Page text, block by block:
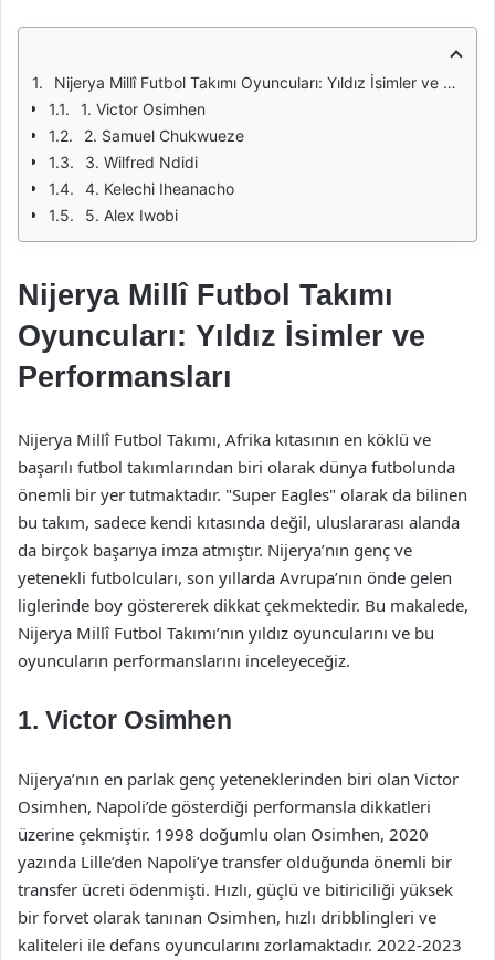
Nijerya Millî Futbol Takımı Oyuncuları: Yıldız İsimler ve Performansları
1. Victor Osimhen
2. Samuel Chukwueze
3. Wilfred Ndidi
4. Kelechi Iheanacho
5. Alex Iwobi
Nijerya Millî Futbol Takımı
Oyuncuları: Yıldız İsimler ve
Performansları
Nijerya Millî Futbol Takımı, Afrika kıtasının en köklü ve
başarılı futbol takımlarından biri olarak dünya futbolunda
önemli bir yer tutmaktadır. "Super Eagles" olarak da bilinen
bu takım, sadece kendi kıtasında değil, uluslararası alanda
da birçok başarıya imza atmıştır. Nijerya’nın genç ve
yetenekli futbolcuları, son yıllarda Avrupa’nın önde gelen
liglerinde boy göstererek dikkat çekmektedir. Bu makalede,
Nijerya Millî Futbol Takımı’nın yıldız oyuncularını ve bu
oyuncuların performanslarını inceleyeceğiz.
1. Victor Osimhen
Nijerya’nın en parlak genç yeteneklerinden biri olan Victor
Osimhen, Napoli’de gösterdiği performansla dikkatleri
üzerine çekmiştir. 1998 doğumlu olan Osimhen, 2020
yazında Lille’den Napoli’ye transfer olduğunda önemli bir
transfer ücreti ödenmişti. Hızlı, güçlü ve bitiriciliği yüksek
bir forvet olarak tanınan Osimhen, hızlı dribblingleri ve
kaliteleri ile defans oyuncularını zorlamaktadır. 2022-2023